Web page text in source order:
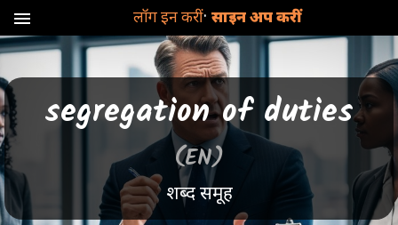
menu लॉग इन करीं· साइन अप करीं
segregation of duties
(EN)
शब्द समूह